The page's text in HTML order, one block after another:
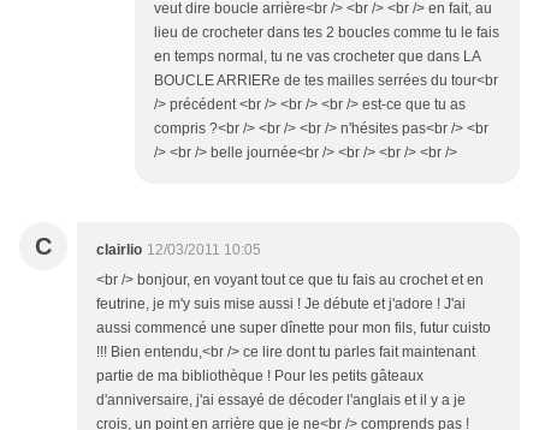
veut dire boucle arrière<br /> <br /> <br /> en fait, au
lieu de crocheter dans tes 2 boucles comme tu le fais
en temps normal, tu ne vas crocheter que dans LA
BOUCLE ARRIERe de tes mailles serrées du tour<br
/> précédent <br /> <br /> <br /> est-ce que tu as
compris ?<br /> <br /> <br /> n'hésites pas<br /> <br
/> <br /> belle journée<br /> <br /> <br /> <br />
C clairlio 12/03/2011 10:05
<br /> bonjour, en voyant tout ce que tu fais au crochet et en
feutrine, je m'y suis mise aussi ! Je débute et j'adore ! J'ai
aussi commencé une super dînette pour mon fils, futur cuisto
!!! Bien entendu,<br /> ce lire dont tu parles fait maintenant
partie de ma bibliothèque ! Pour les petits gâteaux
d'anniversaire, j'ai essayé de décoder l'anglais et il y a je
crois, un point en arrière que je ne<br /> comprends pas !